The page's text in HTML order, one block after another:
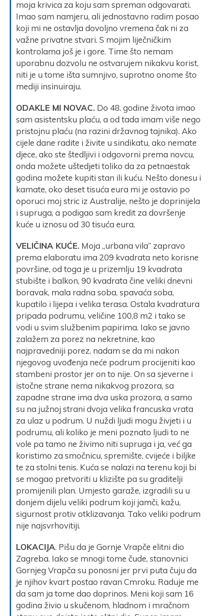
moja krivica za koju sam spreman odgovarati.
Imao sam namjeru, ali jednostavno radim posao
koji mi ne ostavlja dovoljno vremena čak ni za
važne privatne stvari. S mojim liječničkim
kontrolama još je i gore. Time što nemam
uporabnu dozvolu ne ostvarujem nikakvu korist,
niti je u tome išta sumnjivo, suprotno onome što
mediji insinuiraju.
ODAKLE MI NOVAC. Do 48. godine života imao
sam asistentsku plaću, a od tada imam više nego
pristojnu plaću (na razini državnog tajnika). Ako
cijele dane radite i živite u sindikatu, ako nemate
djece, ako ste štedljivi i odgovorni prema novcu,
onda možete uštedjeti toliko da za petnaestak
godina možete kupiti stan ili kuću. Nešto donesu i
kamate, oko deset tisuća eura mi je ostavio po
oporuci moj stric iz Australije, nešto je doprinijela
i supruga, a podigao sam kredit za dovršenje
kuće u iznosu od 30 tisuća eura.
VELIČINA KUĆE. Moja „urbana vila“ zapravo
prema elaboratu ima 209 kvadrata neto korisne
površine, od toga je u prizemlju 19 kvadrata
stubište i balkon, 90 kvadrata čine veliki dnevni
boravak, mala radna soba, spavaća soba,
kupatilo i lijepa i velika terasa. Ostala kvadratura
pripada podrumu, veličine 100,8 m2 i tako se
vodi u svim službenim papirima. Iako se javno
zalažem za porez na nekretnine, kao
najpravedniji porez, nadam se da mi nakon
njegovog uvođenja neće podrum procijeniti kao
stambeni prostor jer on to nije. On sa sjeverne i
istočne strane nema nikakvog prozora, sa
zapadne strane ima dva uska prozora, a samo
su na južnoj strani dvoja velika francuska vrata
za ulaz u podrum. U nuždi ljudi mogu živjeti i u
podrumu, ali koliko je meni poznato ljudi to ne
vole pa tamo ne živimo niti supruga i ja, već ga
koristimo za smočnicu, spremište, cvijeće i biljke
te za stolni tenis. Kuća se nalazi na terenu koji bi
se mogao pretvoriti u klizište pa su graditelji
promijenili plan. Umjesto garaže, izgradili su u
donjem dijelu veliki podrum koji jamči, kažu,
sigurnost protiv otklizavanja. Tako veliki podrum
nije najsvrhovitiji.
LOKACIJA. Pišu da je Gornje Vrapče elitni dio
Zagreba. Iako se mnogi tome čude, stanovnici
Gornjeg Vrapča su ponosni jer prvi puta čuju da
je njihov kvart postao ravan Cmroku. Raduje me
da sam ja tome dao doprinos. Meni koji sam 16
godina živio u skučenom, hladnom i mračnom